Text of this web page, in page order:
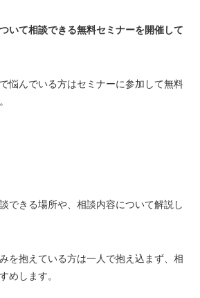
いて相談できる無料セミナーを開催して
悩んでいる方はセミナーに参加して無料
。
できる場所や、相談内容について解説し
を抱えている方は一人で抱え込まず、相
めします。